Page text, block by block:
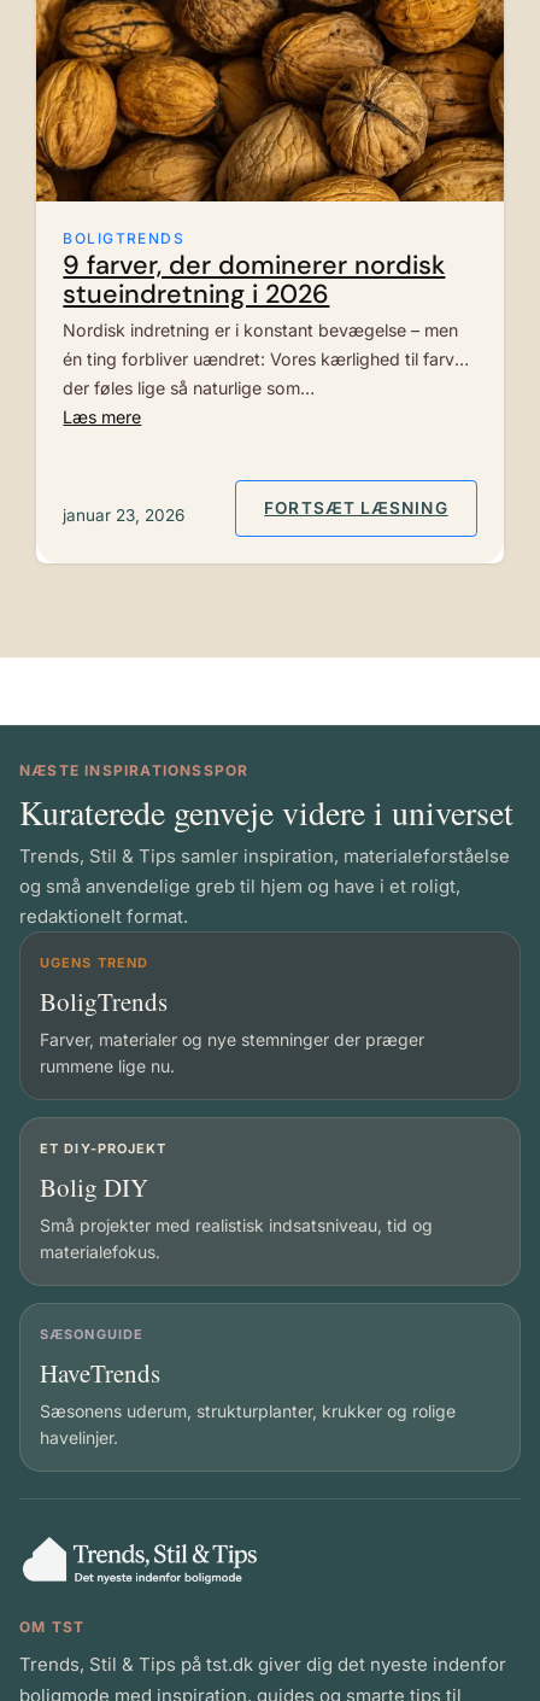
BOLIGTRENDS
9 farver, der dominerer nordisk
stueindretning i 2026
Nordisk indretning er i konstant bevægelse – men
én ting forbliver uændret: Vores kærlighed til farver,
der føles lige så naturlige som…
Læs mere
januar 23, 2026 FORTSÆT LÆSNING: 9
NÆSTE INSPIRATIONSSPOR
Kuraterede genveje videre i universet
Trends, Stil & Tips samler inspiration, materialeforståelse
og små anvendelige greb til hjem og have i et roligt,
redaktionelt format.
UGENS TREND
BoligTrends
Farver, materialer og nye stemninger der præger
rummene lige nu.
ET DIY-PROJEKT
Bolig DIY
Små projekter med realistisk indsatsniveau, tid og
materialefokus.
SÆSONGUIDE
HaveTrends
Sæsonens uderum, strukturplanter, krukker og rolige
havelinjer.
OM TST
Trends, Stil & Tips på tst.dk giver dig det nyeste indenfor
boligmode med inspiration, guides og smarte tips til